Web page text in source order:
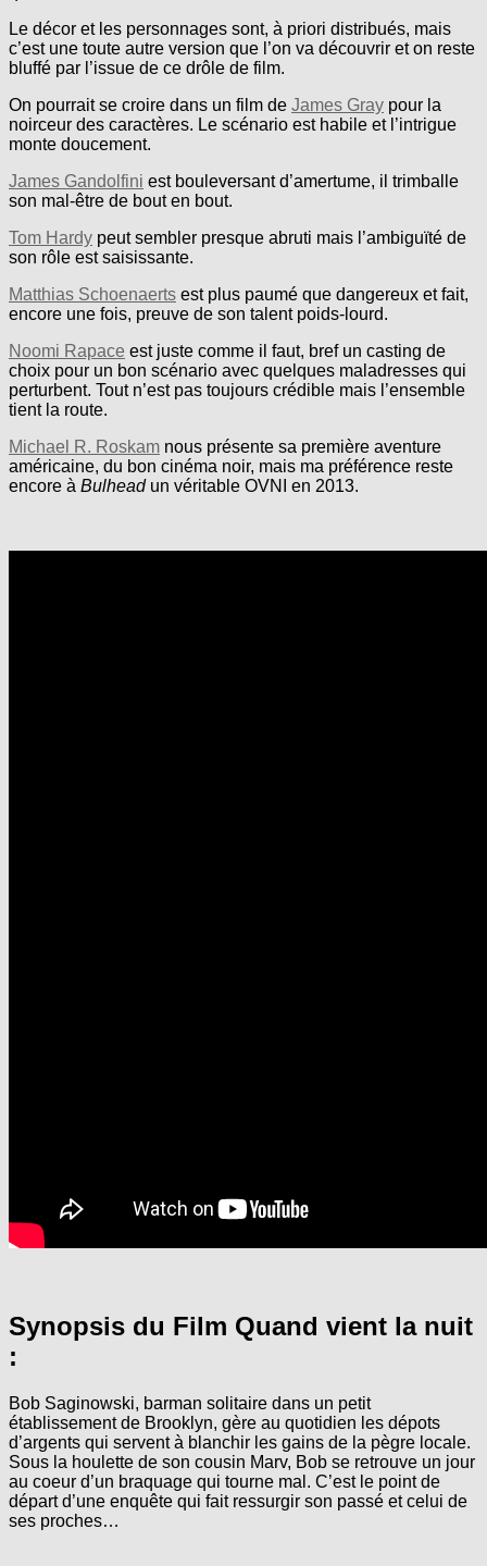
Le décor et les personnages sont, à priori distribués, mais
c’est une toute autre version que l’on va découvrir et on reste
bluffé par l’issue de ce drôle de film.
On pourrait se croire dans un film de James Gray pour la
noirceur des caractères. Le scénario est habile et l’intrigue
monte doucement.
James Gandolfini est bouleversant d’amertume, il trimballe
son mal-être de bout en bout.
Tom Hardy peut sembler presque abruti mais l’ambiguïté de
son rôle est saisissante.
Matthias Schoenaerts est plus paumé que dangereux et fait,
encore une fois, preuve de son talent poids-lourd.
Noomi Rapace est juste comme il faut, bref un casting de
choix pour un bon scénario avec quelques maladresses qui
perturbent. Tout n’est pas toujours crédible mais l’ensemble
tient la route.
Michael R. Roskam nous présente sa première aventure
américaine, du bon cinéma noir, mais ma préférence reste
encore à Bulheadun véritable OVNI en 2013.
Synopsis du Film Quand vient la nuit
:
Bob Saginowski, barman solitaire dans un petit
établissement de Brooklyn, gère au quotidien les dépots
d’argents qui servent à blanchir les gains de la pègre locale.
Sous la houlette de son cousin Marv, Bob se retrouve un jour
au coeur d’un braquage qui tourne mal. C’est le point de
départ d’une enquête qui fait ressurgir son passé et celui de
ses proches…